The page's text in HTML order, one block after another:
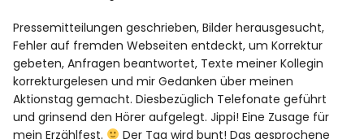
Pressemitteilungen geschrieben, Bilder herausgesucht,
Fehler auf fremden Webseiten entdeckt, um Korrektur
gebeten, Anfragen beantwortet, Texte meiner Kollegin
korrekturgelesen und mir Gedanken über meinen
Aktionstag gemacht. Diesbezüglich Telefonate geführt
und grinsend den Hörer aufgelegt. Jippi! Eine Zusage für
meinErzählfest.
Der Tag wird bunt! Das gesprochene